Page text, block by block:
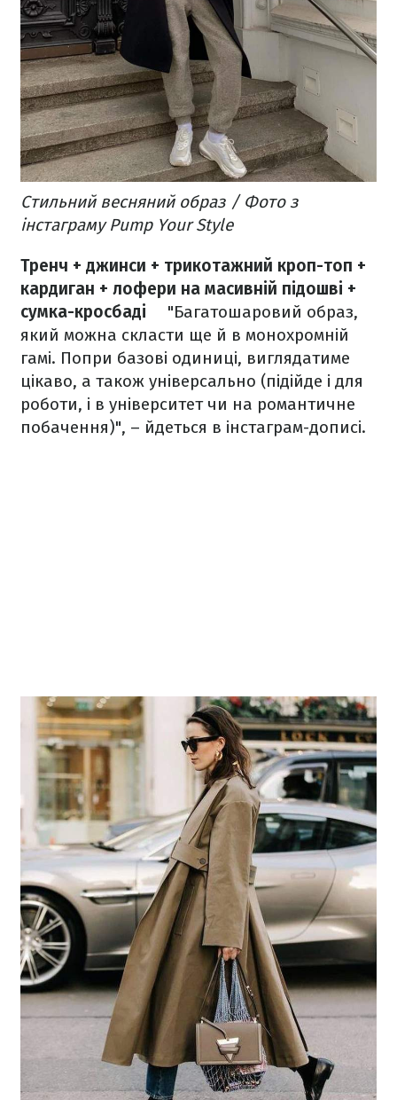
Стильний весняний образ / Фото з
інстаграму Pump Your Style
Тренч + джинси + трикотажний кроп-топ +
кардиган + лофери на масивній підошві +
сумка-кросбаді
"Багатошаровий образ,
який можна скласти ще й в монохромній
гамі. Попри базові одиниці, виглядатиме
цікаво, а також універсально (підійде і для
роботи, і в університет чи на романтичне
побачення)", – йдеться в інстаграм-дописі.